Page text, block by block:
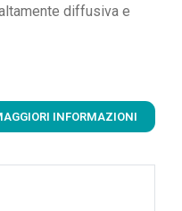
diffusiva e
INFORMAZIONI